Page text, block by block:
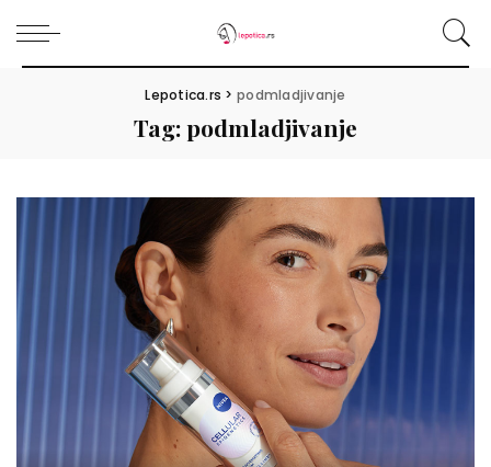
Lepotica.rs > podmladjivanje
Tag:podmladjivanje